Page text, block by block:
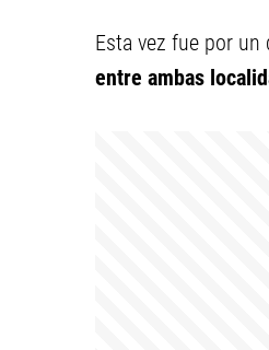
Esta vez fue por un
entre ambas